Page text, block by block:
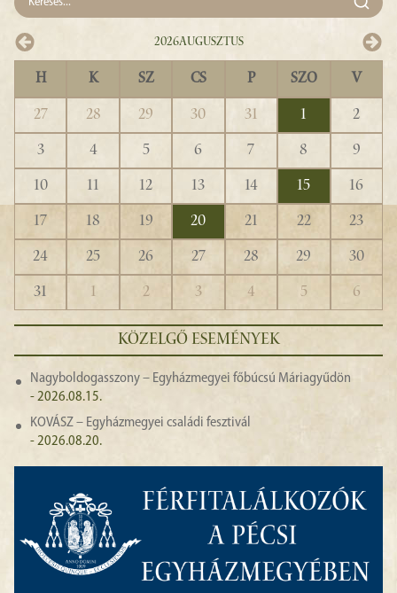
2026Augusztus
H K SZ CS P SZO V
27 28 29 30 31 1
2
3
4 5 6 7 8
9
10
11 12 13 14 15
16
17
18 19 20 21 22
23
24
25 26 27 28 29
30
31
1 2 3 4 5 6
KÖZELGŐ ESEMÉNYEK
Nagyboldogasszony – Egyházmegyei főbúcsú Máriagyűdön
- 2026.08.15.
KOVÁSZ – Egyházmegyei családi fesztivál
- 2026.08.20.